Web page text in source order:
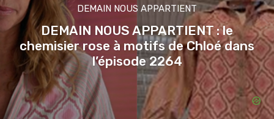
DEMAIN NOUS APPARTIENT
DEMAIN NOUS APPARTIENT : le
chemisier rose à motifs de Chloé dans
l’épisode 2264